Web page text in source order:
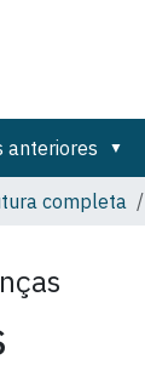
anteriores
completa